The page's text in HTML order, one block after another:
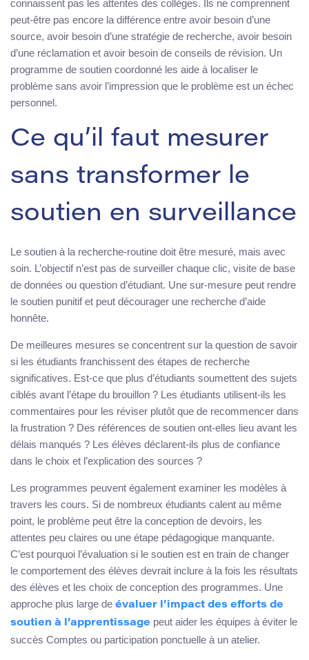
connaissent pas les attentes des collèges. Ils ne comprennent
peut-être pas encore la différence entre avoir besoin d’une
source, avoir besoin d’une stratégie de recherche, avoir besoin
d’une réclamation et avoir besoin de conseils de révision. Un
programme de soutien coordonné les aide à localiser le
problème sans avoir l’impression que le problème est un échec
personnel.
Ce qu’il faut mesurer
sans transformer le
soutien en surveillance
Le soutien à la recherche-routine doit être mesuré, mais avec
soin. L’objectif n’est pas de surveiller chaque clic, visite de base
de données ou question d’étudiant. Une sur-mesure peut rendre
le soutien punitif et peut décourager une recherche d’aide
honnête.
De meilleures mesures se concentrent sur la question de savoir
si les étudiants franchissent des étapes de recherche
significatives. Est-ce que plus d’étudiants soumettent des sujets
ciblés avant l’étape du brouillon ? Les étudiants utilisent-ils les
commentaires pour les réviser plutôt que de recommencer dans
la frustration ? Des références de soutien ont-elles lieu avant les
délais manqués ? Les élèves déclarent-ils plus de confiance
dans le choix et l’explication des sources ?
Les programmes peuvent également examiner les modèles à
travers les cours. Si de nombreux étudiants calent au même
point, le problème peut être la conception de devoirs, les
attentes peu claires ou une étape pédagogique manquante.
C’est pourquoi l’évaluation si le soutien est en train de changer
le comportement des élèves devrait inclure à la fois les résultats
des élèves et les choix de conception des programmes. Une
approche plus large de évaluer l’impact des efforts de
soutien à l’apprentissage peut aider les équipes à éviter le
succès Comptes ou participation ponctuelle à un atelier.